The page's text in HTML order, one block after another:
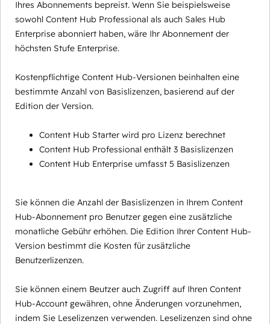
Ihres Abonnements bepreist. Wenn Sie beispielsweise
sowohl Content Hub Professional als auch Sales Hub
Enterprise abonniert haben, wäre Ihr Abonnement der
höchsten Stufe Enterprise.
Kostenpflichtige Content Hub-Versionen beinhalten eine
bestimmte Anzahl von Basislizenzen, basierend auf der
Edition der Version.
Content Hub Starter wird pro Lizenz berechnet
Content Hub Professional enthält 3 Basislizenzen
Content Hub Enterprise umfasst 5 Basislizenzen
Sie können die Anzahl der Basislizenzen in Ihrem Content
Hub-Abonnement pro Benutzer gegen eine zusätzliche
monatliche Gebühr erhöhen. Die Edition Ihrer Content Hub-
Version bestimmt die Kosten für zusätzliche
Benutzerlizenzen.
Sie können einem Beutzer auch Zugriff auf Ihren Content
Hub-Account gewähren, ohne Änderungen vorzunehmen,
indem Sie Leselizenzen verwenden. Leselizenzen sind ohne